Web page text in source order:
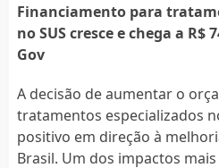
Financiamento para
no SUS cresce e chega a
Gov
A decisão de aumentar o
tratamentos especializados
positivo em direção à
Brasil. Um dos impactos